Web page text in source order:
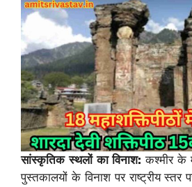
सांस्कृतिक स्थलों का विनाश: कश्मीर के
पुस्तकालयों के विनाश पर राष्ट्रीय स्तर